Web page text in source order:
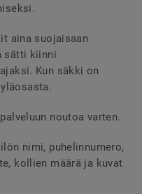
aina suojaisaan
sätti kiinni
Kun säkki on
noutoa varten.
nimi, puhelinnumero,
kollien määrä ja kuvat